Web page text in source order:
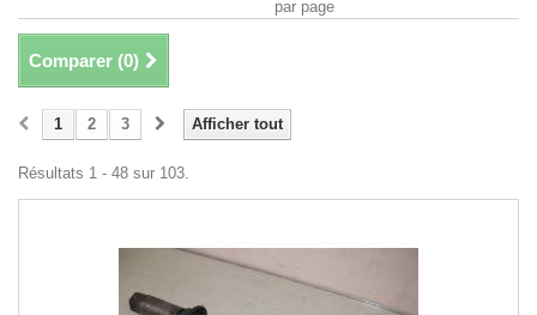
par page
Comparer (0)
Afficher tout
1 2 3
Résultats 1 - 48 sur 103.